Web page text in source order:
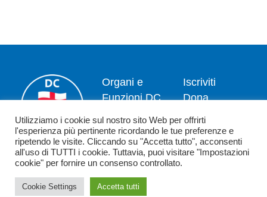
Organi e
Funzioni DC
Nazionale
Dipartimenti
News
Contatti
Iscriviti
Dona
policy
Politica dei
cookie
Utilizziamo i cookie sul nostro sito Web per offrirti
l'esperienza più pertinente ricordando le tue preferenze e
ripetendo le visite. Cliccando su "Accetta tutto", acconsenti
all'uso di TUTTI i cookie. Tuttavia, puoi visitare "Impostazioni
cookie" per fornire un consenso controllato.
Cookie Settings Accetta tutti